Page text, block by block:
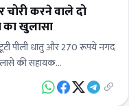
करने वाले दो
का खुलासा
पीली धातु और 270 रूपये नगद
की सहायक…